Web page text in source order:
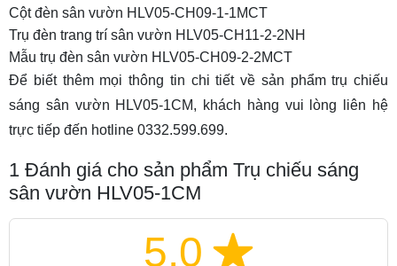
Cột đèn sân vườn HLV05-CH09-1-1MCT
Trụ đèn trang trí sân vườn HLV05-CH11-2-2NH
Mẫu trụ đèn sân vườn HLV05-CH09-2-2MCT
Để biết thêm mọi thông tin chi tiết về sản phẩm trụ chiếu
sáng sân vườn HLV05-1CM, khách hàng vui lòng liên hệ
trực tiếp đến hotline 0332.599.699.
1 Đánh giá cho sản phẩm Trụ chiếu sáng
sân vườn HLV05-1CM
5.0